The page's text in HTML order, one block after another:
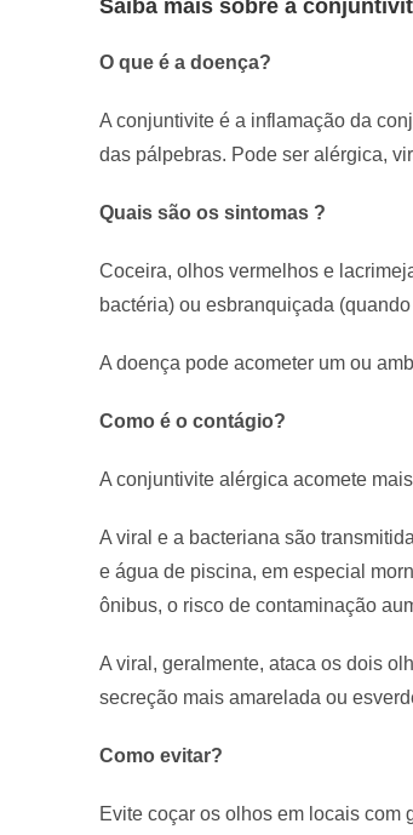
Saiba mais sobre a
O que é a doença?
A conjuntivite é a inflamação da
das pálpebras. Pode ser alérgica,
Quais são os sintomas ?
Coceira, olhos vermelhos e
bactéria) ou esbranquiçada
A doença pode acometer um ou
Como é o contágio?
A conjuntivite alérgica acomete
A viral e a bacteriana são
e água de piscina, em especial
ônibus, o risco de contaminação
A viral, geralmente, ataca os dois
secreção mais amarelada ou
Como evitar?
Evite coçar os olhos em locais com